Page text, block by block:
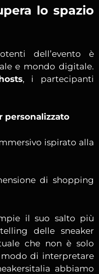
lo spazio
dell’evento è
e mondo digitale.
, i partecipanti
personalizzato
ispirato alla
di shopping
il suo salto più
delle sneaker
che non è solo
di interpretare
abbiamo